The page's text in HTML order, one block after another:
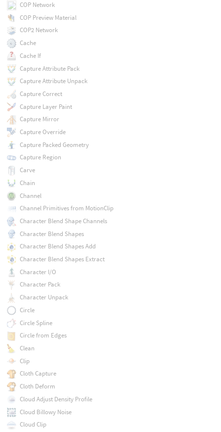
COP Network
COP Preview Material
COP2 Network
Cache
Cache If
Capture Attribute Pack
Capture Attribute Unpack
Capture Correct
Capture Layer Paint
Capture Mirror
Capture Override
Capture Packed Geometry
Capture Region
Carve
Chain
Channel
Channel Primitives from MotionClip
Character Blend Shape Channels
Character Blend Shapes
Character Blend Shapes Add
Character Blend Shapes Extract
Character I/O
Character Pack
Character Unpack
Circle
Circle Spline
Circle from Edges
Clean
Clip
Cloth Capture
Cloth Deform
Cloud Adjust Density Profile
Cloud Billowy Noise
Cloud Clip